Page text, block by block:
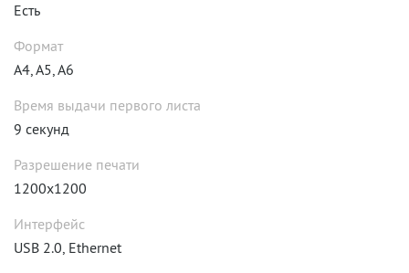
Есть
Формат
A4, A5, A6
Время выдачи первого листа
9 секунд
Разрешение печати
1200x1200
Интерфейс
USB 2.0, Ethernet